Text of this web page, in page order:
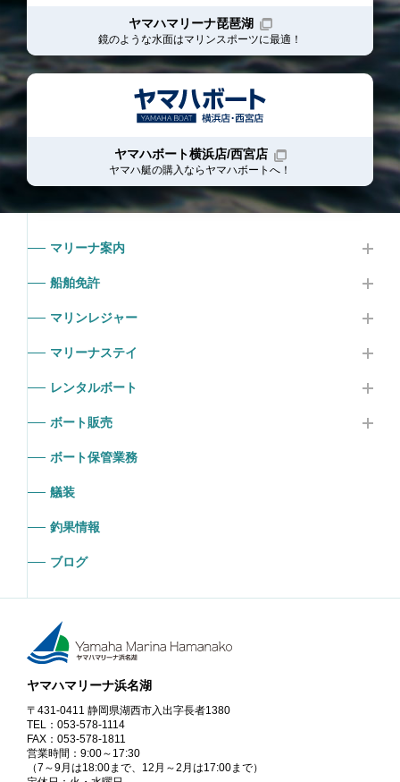
ヤマハマリーナ琵琶湖
鏡のような水面はマリンスポーツに最適！
ヤマハボート横浜店/西宮店
ヤマハ艇の購入ならヤマハボート へ！
マリーナ案内
船舶免許
マリンレジャー
マリーナステイ
レンタルボート
ボート販売
ボート保管業務
艤装
釣果情報
ブログ
ヤマハマリーナ浜名湖
〒431-0411 静岡県湖西市入出字長者1380
TEL：053-578-1114
FAX：053-578-1811
営業時間：9:00～17:30
（7～9月は18:00まで、12月～2月は17:00まで）